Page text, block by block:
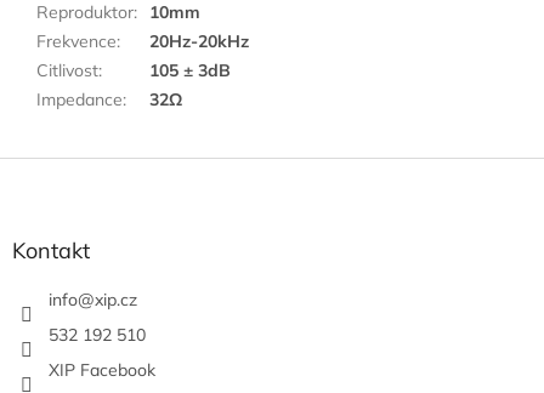
Reproduktor:
10mm
Frekvence:
20Hz-20kHz
Citlivost:
105 ± 3dB
Impedance: 32Ω
Kontakt
info@xip.cz
532 192 510
XIP Facebook